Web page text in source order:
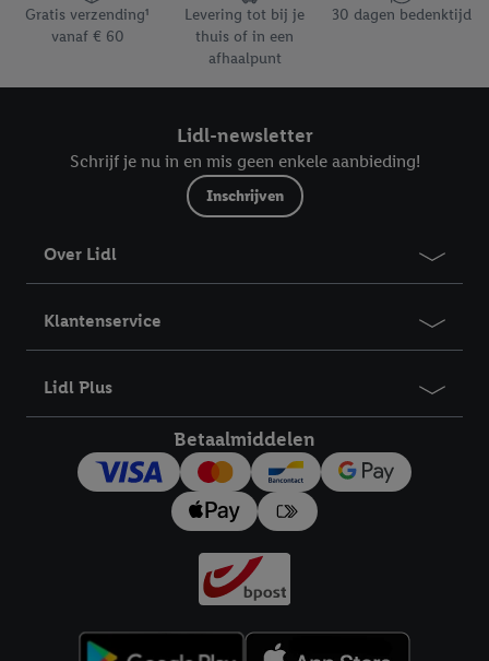
Gratis verzending¹
vanaf € 60
Levering tot bij je
thuis of in een
afhaalpunt
30 dagen bedenktijd
Lidl-newsletter
Schrijf je nu in en mis geen enkele aanbieding!
Inschrijven
Over Lidl
Klantenservice
Lidl Plus
Betaalmiddelen